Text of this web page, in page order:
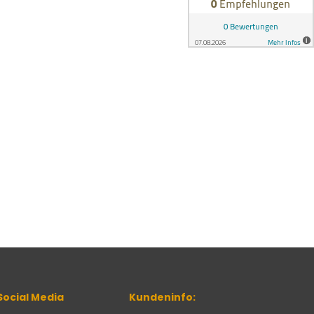
Media Kundeninfo: